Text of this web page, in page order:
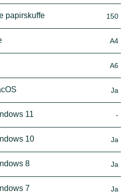
papirskuffe 150
A4
A6
Ja
11 -
10 Ja
8 Ja
7 Ja